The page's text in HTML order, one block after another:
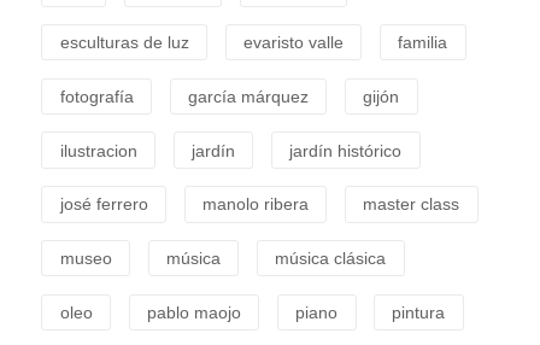
esculturas de luz evaristo valle familia
fotografía garcía márquez gijón
ilustracion jardín jardín histórico
josé ferrero manolo ribera master class
museo música música clásica
oleo pablo maojo piano pintura